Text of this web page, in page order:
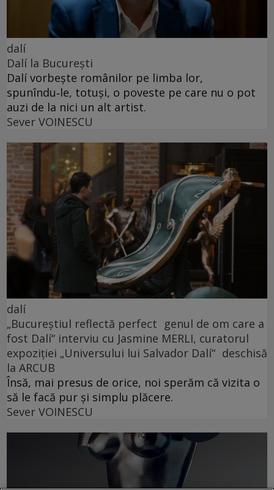
dalí
Dalí la București
Dalí vorbește românilor pe limba lor,
spunîndu‑le, totuși, o poveste pe care nu o pot
auzi de la nici un alt artist.
Sever VOINESCU
dalí
„Bucureștiul reflectă perfect genul de om care a
fost Dalí“ interviu cu Jasmine MERLI, curatorul
expoziției „Universului lui Salvador Dalí“ deschisă
la ARCUB
Însă, mai presus de orice, noi sperăm că vizita o
să le facă pur și simplu plăcere.
Sever VOINESCU